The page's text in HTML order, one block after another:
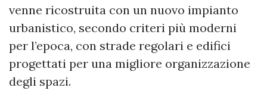
venne ricostruita con un nuovo impianto
urbanistico, secondo criteri più moderni
per l’epoca, con strade regolari e edifici
progettati per una migliore organizzazione
degli spazi.